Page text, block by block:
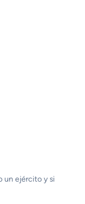
un ejército y si